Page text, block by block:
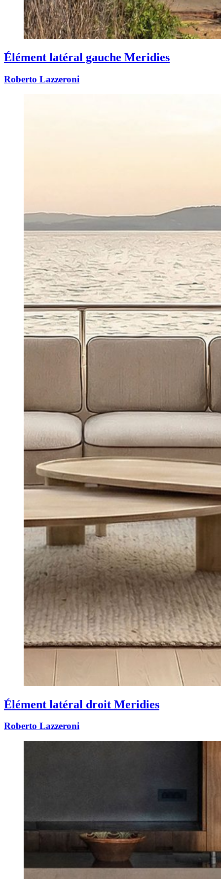
Élément latéral gauche Meridies
Roberto Lazzeroni
Élément latéral droit Meridies
Roberto Lazzeroni